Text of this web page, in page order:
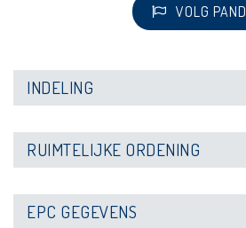
VOLG PAND
INDELING
RUIMTELIJKE ORDENING
EPC GEGEVENS